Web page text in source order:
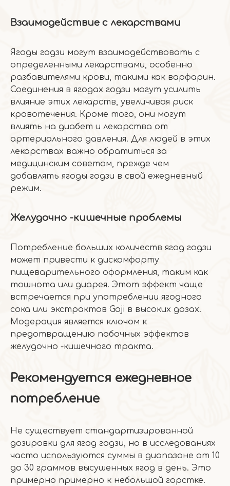
Взаимодействие с лекарствами
Ягоды годзи могут взаимодействовать с
определенными лекарствами, особенно
разбавителями крови, такими как варфарин.
Соединения в ягодах годзи могут усилить
влияние этих лекарств, увеличивая риск
кровотечения. Кроме того, они могут
влиять на диабет и лекарства от
артериального давления. Для людей в этих
лекарствах важно обратиться за
медицинским советом, прежде чем
добавлять ягоды годзи в свой ежедневный
режим.
Желудочно -кишечные проблемы
Потребление больших количеств ягод годзи
может привести к дискомфорту
пищеварительного оформления, таким как
тошнота или диарея. Этот эффект чаще
встречается при употреблении ягодного
сока или экстрактов Goji в высоких дозах.
Модерация является ключом к
предотвращению побочных эффектов
желудочно -кишечного тракта.
Рекомендуется ежедневное
потребление
Не существует стандартизированной
дозировки для ягод годзи, но в исследованиях
часто используются суммы в диапазоне от 10
до 30 граммов высушенных ягод в день. Это
примерно примерно к небольшой горстке.